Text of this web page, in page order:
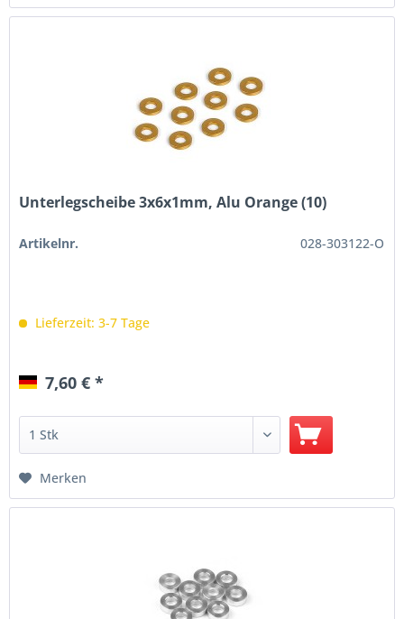
Unterlegscheibe 3x6x1mm, Alu Orange (10)
Artikelnr. 028-303122-O
Lieferzeit: 3-7 Tage
7,60 € *
Merken